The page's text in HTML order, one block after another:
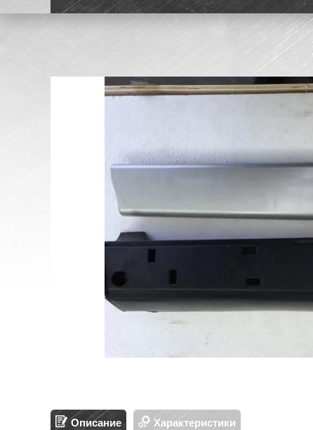
Описание Характеристики